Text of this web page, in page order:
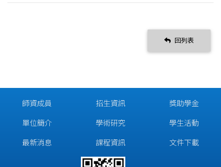
回列表
師資成員
單位簡介
最新消息
招生資訊
學術研究
課程資訊
獎助學金
學生活動
文件下載